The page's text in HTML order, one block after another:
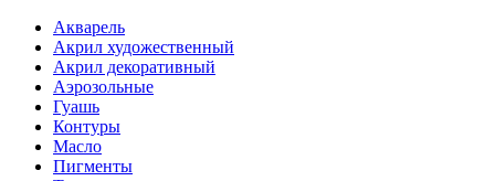
Акварель
Акрил художественный
Акрил декоративный
Аэрозольные
Гуашь
Контуры
Масло
Пигменты